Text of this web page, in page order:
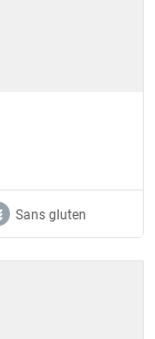
Sans gluten